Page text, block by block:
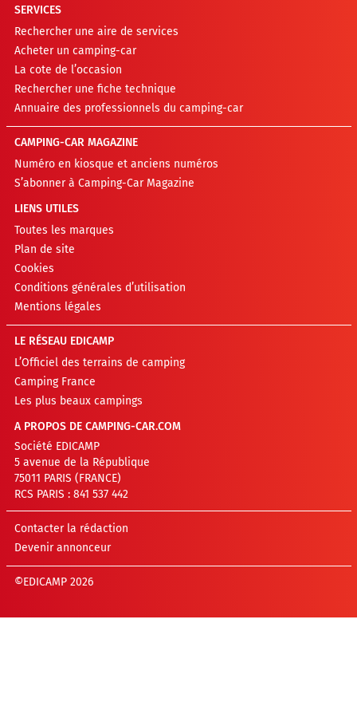
SERVICES
Rechercher une aire de services
Acheter un camping-car
La cote de l’occasion
Rechercher une fiche technique
Annuaire des professionnels du camping-car
CAMPING-CAR MAGAZINE
Numéro en kiosque et anciens numéros
S’abonner à Camping-Car Magazine
LIENS UTILES
Toutes les marques
Plan de site
Cookies
Conditions générales d’utilisation
Mentions légales
LE RÉSEAU EDICAMP
L’Officiel des terrains de camping
Camping France
Les plus beaux campings
A PROPOS DE CAMPING-CAR.COM
Société EDICAMP
5 avenue de la République
75011 PARIS (FRANCE)
RCS PARIS : 841 537 442
Contacter la rédaction
Devenir annonceur
©EDICAMP 2026